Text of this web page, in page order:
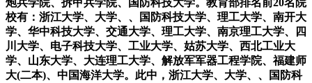
炮兵学院、拆甲兵学院、国防科技大学。教育部排名前20名院
校有：浙江大学、大学、、国防科技大学、理工大学、南开大
学、华中科技大学、交通大学、理工大学、南京理工大学、四
川大学、电子科技大学、工业大学、姑苏大学、西北工业大
学、山东大学、大连理工大学、解放军军器工程学院、福建师
大(二本)、中国海洋大学。此中，浙江大学、大学、、国防科